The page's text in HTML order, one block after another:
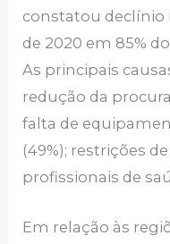
constatou declínio
de 2020 em 85%
As principais
redução da
falta de
(49%); restrições
profissionais de
Em relação às